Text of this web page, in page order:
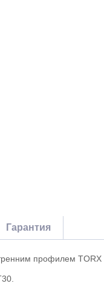
Гарантия
профилем TORX